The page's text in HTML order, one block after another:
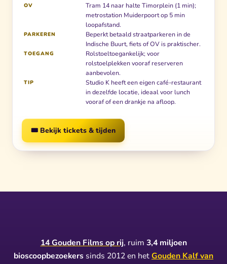
OV
Tram 14 naar halte Timorplein (1 min);
metrostation Muiderpoort op 5 min
loopafstand.
PARKEREN
Beperkt betaald straatparkeren in de
Indische Buurt, fiets of OV is praktischer.
TOEGANG
Rolstoeltoegankelijk; voor
rolstoelplekken vooraf reserveren
aanbevolen.
TIP
Studio K heeft een eigen café-restaurant
in dezelfde locatie, ideaal voor lunch
vooraf of een drankje na afloop.
🎟️ Bekijk tickets & tijden
14 Gouden Films op rij, ruim 3,4 miljoen
bioscoopbezoekers sinds 2012 en hetGouden Kalf van